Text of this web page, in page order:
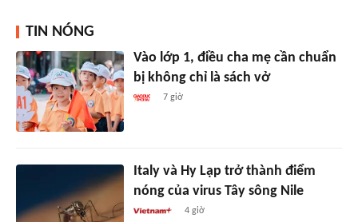
TIN NÓNG
Vào lớp 1, điều cha mẹ cần chuẩn
bị không chỉ là sách vở
7 giờ
Italy và Hy Lạp trở thành điểm
nóng của virus Tây sông Nile
4 giờ